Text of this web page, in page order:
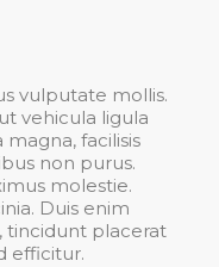
vulputate mollis.
vehicula ligula
facilisis
non purus.
molestie.
Duis enim
tincidunt placerat
efficitur.